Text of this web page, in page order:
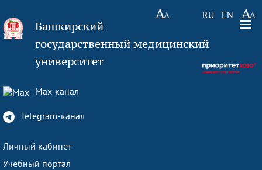
RU EN
Башкирский
государственный медицинский
университет
Max-канал
Telegram-канал
Личный кабинет
Учебный портал